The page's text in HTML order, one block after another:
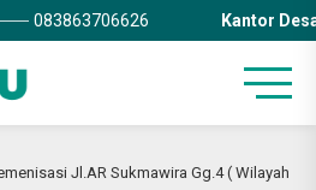
083863706626 Kantor
Jl.AR Sukmawira Gg.4 ( Wilayah